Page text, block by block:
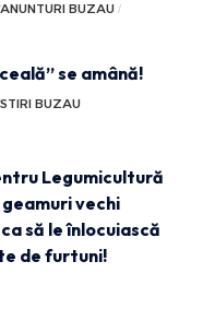
ANUNTURI BUZAU
se amână!
STIRI BUZAU
Legumicultură
vechi
să le înlocuiască
de furtuni!